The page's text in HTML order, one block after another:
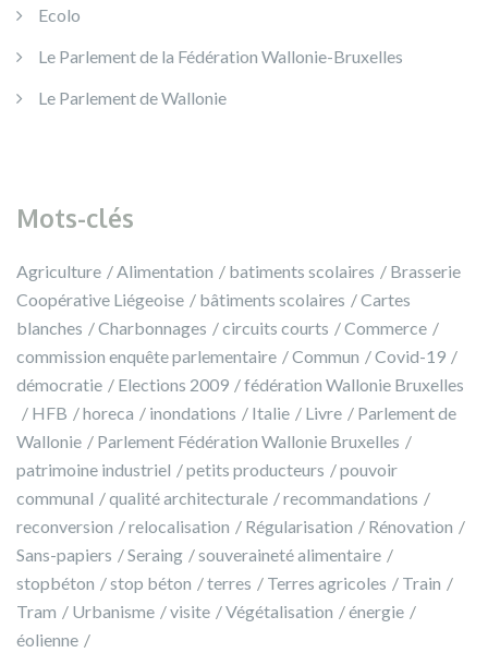
Ecolo
Le Parlement de la Fédération Wallonie-Bruxelles
Le Parlement de Wallonie
Mots-clés
Agriculture Alimentation batiments scolaires
Brasserie
Coopérative Liégeoise
bâtiments scolaires
Cartes
blanches
Charbonnages circuits courts
Commerce
commission enquête parlementaire
Commun
Covid-19
démocratie
Elections 2009
fédération Wallonie Bruxelles
HFB
horeca inondations Italie Livre
Parlement de
Wallonie
Parlement Fédération Wallonie Bruxelles
patrimoine industriel
petits producteurs
pouvoir
communal
qualité architecturale
recommandations
reconversion
relocalisation Régularisation
Rénovation
Sans-papiers
Seraing
souveraineté alimentaire
stopbéton
stop béton terres Terres agricoles
Train
Tram
Urbanisme visite Végétalisation
énergie
éolienne